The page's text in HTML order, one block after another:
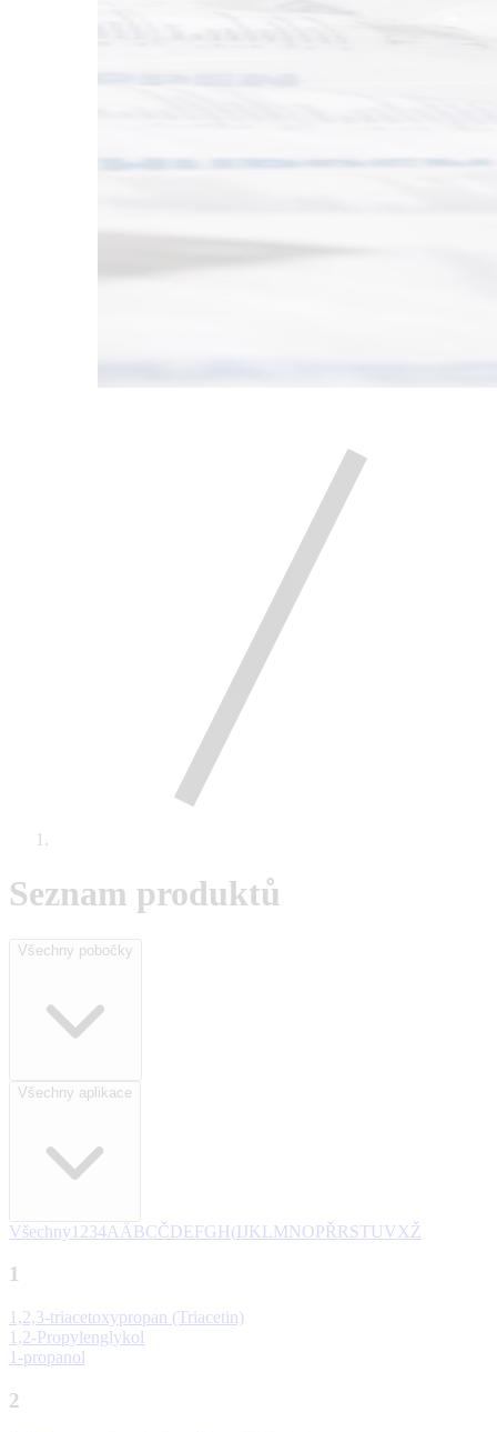
Seznam produktů
Všechny pobočky
Všechny aplikace
Všechny 1 234A ÄBCČDEFGH(I JKLMNOPŘRSTUVXŽ
1
1,2,3-triacetoxypropan (Triacetin)
1,2-Propylenglykol
1-propanol
2